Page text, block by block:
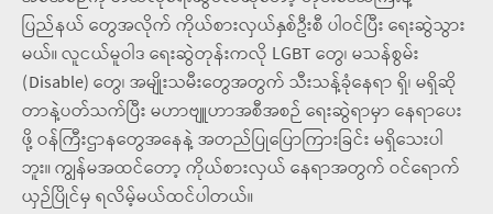
ပြည်နယ် တွေအလိုက် ကိုယ်စားလှယ်နှစ်ဦးစီ ပါဝင်ပြီး ရေးဆွဲသွား
မယ်။ လူငယ်မူဝါဒ ရေးဆွဲတုန်းကလို LGBT တွေ၊ မသန်စွမ်း
(Disable) တွေ၊ အမျိုးသမီးတွေအတွက် သီးသန့်ခုံနေရာ ရှိ၊ မရှိဆို
တာနဲ့ပတ်သက်ပြီး မဟာဗျူဟာအစီအစဉ် ရေးဆွဲရာမှာ နေရာပေး
ဖို့ ဝန်ကြီးဌာနတွေအနေနဲ့ အတည်ပြုပြောကြားခြင်း မရှိသေးပါ
ဘူး။ ကျွန်မအထင်တော့ ကိုယ်စားလှယ် နေရာအတွက် ဝင်ရောက်
ယှဉ်ပြိုင်မှ ရလိမ့်မယ်ထင်ပါတယ်။